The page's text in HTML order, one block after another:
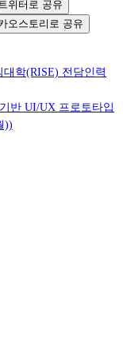
위터로 공유
오스토리로 공유
학(RISE) 전담인력
반 UI/UX 프로토타입
))